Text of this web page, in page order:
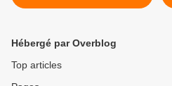
L'année 1979 2/4...
Hébergé par Overblog
Top articles